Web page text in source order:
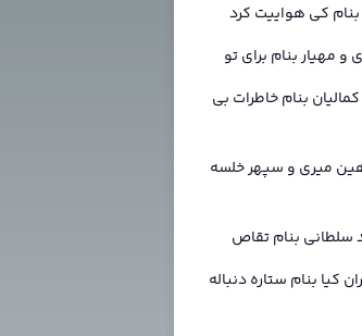
بنام کی هواییت کرد
مهیار بنام برای تو
بنام خاطرات بی
میری و سپهر خلسه
سلطانی بنام تقاص
کیا بنام ستاره دنباله